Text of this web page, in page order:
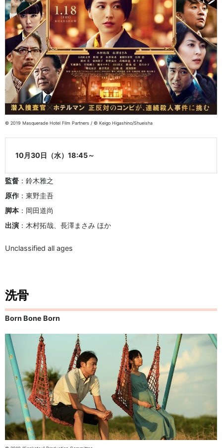
© 2019 Masquerade Hotel Film Partners / © Keigo Higashino/Shueisha
10月30日（水）18:45～
監督 ：鈴木雅之
原作：東野圭吾
脚本：岡田道尚
出演 ：木村拓哉、長澤まさみ ほか
Unclassified all ages
洗骨
Born Bone Born